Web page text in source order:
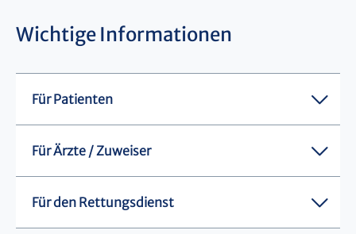
Wichtige Informationen
Für Patienten
Für Ärzte / Zuweiser
Für den Rettungsdienst